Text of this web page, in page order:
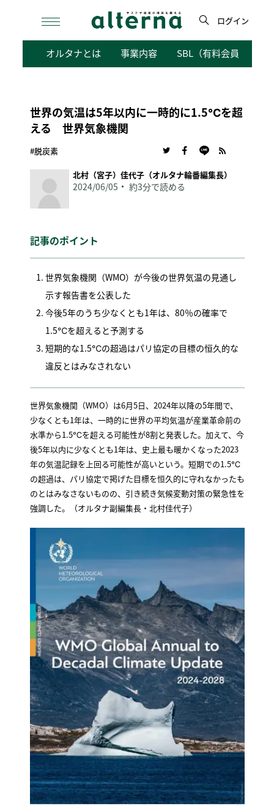
検
ログイン
オルタナとは 事業内容 SBL（有料会員向けサ
世界の気温は5年以内に一時的に1.5℃を超
える 世界気象機関
#脱炭素
北村（宮子）佳代子（オルタナ輪番編集長）
2024/06/05 約3分で読める
記事のポイント
世界気象機関（WMO）が今後の世界気温の見通し
示す報告書を公表した
今後5年のうち少なくとも1年は、80％の確率で
1.5℃を超えると予測する
短期的な1.5℃の超過はパリ協定の目標の恒久的な
違反とはみなされない
世界気象機関（WMO）は6月5日、2024年以降の5年間で、
少なくとも1年は、一時的に世界の平均気温が産業革命前の
水準から1.5℃を超える可能性が8割と発表した。加えて、今
後5年以内に少なくとも1年は、史上最も暖かくなった2023
年の気温記録を上回る可能性が高いという。短期での1.5℃
の超過は、パリ協定で掲げた目標を恒久的に守れなかったも
のとはみなさないものの、引き続き気候変動対策の緊急性を
強調した。（オルタナ副編集長・北村佳代子）